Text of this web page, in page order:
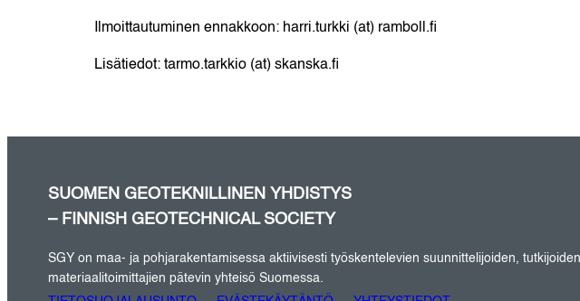
Ilmoittautuminen ennakkoon: harri.turkki (at) ramboll.fi
Lisätiedot: tarmo.tarkkio (at) skanska.fi
SUOMEN GEOTEKNILLINEN YHDISTYS
– FINNISH GEOTECHNICAL SOCIETY
SGY on maa- ja pohjarakentamisessa aktiivisesti työskentelevien suunnittelijoiden,
materiaalitoimittajien pätevin yhteisö Suomessa.